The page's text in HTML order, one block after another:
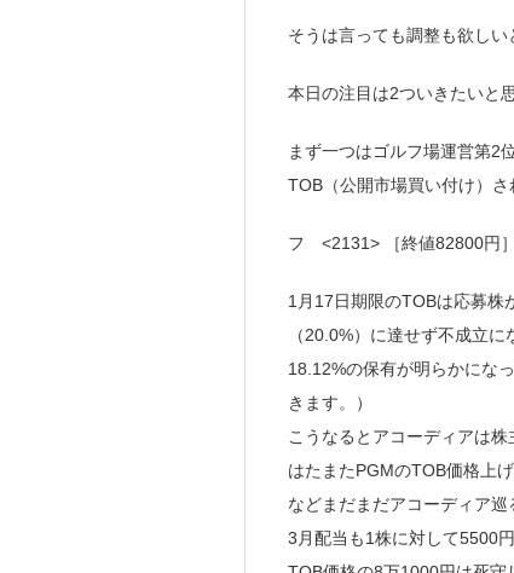
そうは言っても調整も欲しい
本日の注目は2ついきたいと
まず一つはゴルフ場運営第
TOB（公開市場買い付け）
フ <2131> ［終値82800円］
1月17日期限のTOBは応募株
（20.0%）に達せず不成立に
18.12%の保有が明らかにな
きます。）
こうなるとアコーディアは株
はたまたPGMのTOB価格上
などまだまだアコーディア巡
3月配当も1株に対して5500